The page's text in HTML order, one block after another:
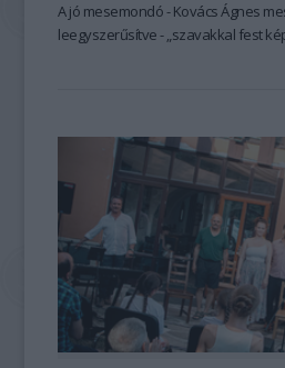
A jó mesemondó - Kovács Ágnes
leegyszerűsítve - „szavakkal fest
mesemondás nemcsak művészi
magabiztosabb megszólaláshoz,
előadói, pedagógusi jelenlétet,
kommunikációt is – olyan
korunkban is hangsúlyozottan
nagyszerű lehetőséget az idén 25
ősszel induló képzése, mely
közművelődési szakemberek
szakmai és gyakorlati tudást a
tanításának módszertanáról.